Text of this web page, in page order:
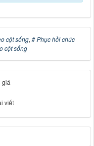
cột sống, # Phục hồi chức
cột sống
giá
viết